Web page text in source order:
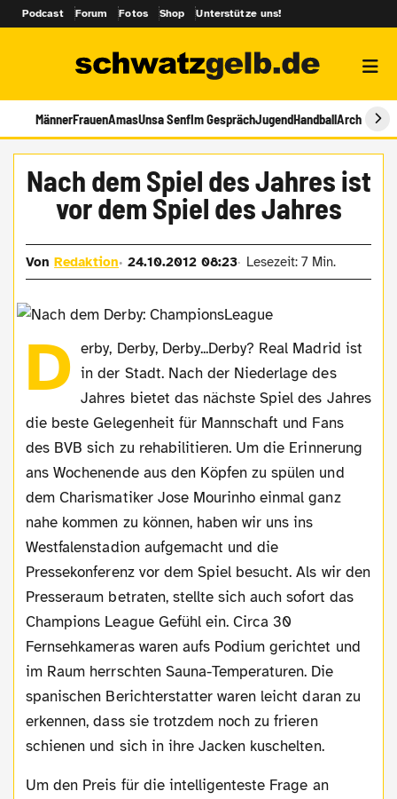
Podcast Forum Fotos Shop Unterstütze uns!
MännerFrauenAmasUnsa SenfIm GesprächJugendHandballArchiv
Nach dem Spiel des Jahres ist
vor dem Spiel des Jahres
VonRedaktion 24.10.2012 08:23 Lesezeit: 7 Min.
D erby, Derby, Derby...Derby? Real Madrid ist
in der Stadt. Nach der Niederlage des
Jahres bietet das nächste Spiel des Jahres
die beste Gelegenheit für Mannschaft und Fans
des BVB sich zu rehabilitieren. Um die Erinnerung
ans Wochenende aus den Köpfen zu spülen und
dem Charismatiker Jose Mourinho einmal ganz
nahe kommen zu können, haben wir uns ins
Westfalenstadion aufgemacht und die
Pressekonferenz vor dem Spiel besucht. Als wir den
Presseraum betraten, stellte sich auch sofort das
Champions League Gefühl ein. Circa 30
Fernsehkameras waren aufs Podium gerichtet und
im Raum herrschten Sauna-Temperaturen. Die
spanischen Berichterstatter waren leicht daran zu
erkennen, dass sie trotzdem noch zu frieren
schienen und sich in ihre Jacken kuschelten.
Um den Preis für die intelligenteste Frage an